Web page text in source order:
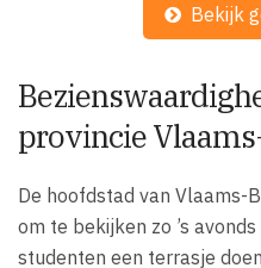
Bekijk
provincie
De hoofdstad van Vlaams-
om te bekijken zo ’s
studenten een terrasje